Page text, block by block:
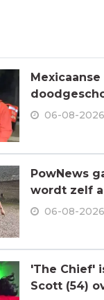
06-08-2026
PowNews
wordt zelf
06-08-2026
'The Chief'
Scott (54)